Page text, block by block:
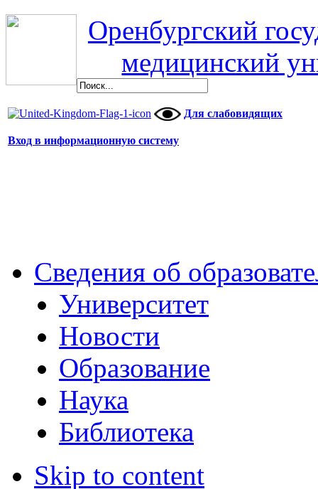
Оренбургский
медицинский
Для слабовидящих
Вход в информационную систему
Сведения об
Университет
Новости
Образование
Наука
Библиотека
Skip to content